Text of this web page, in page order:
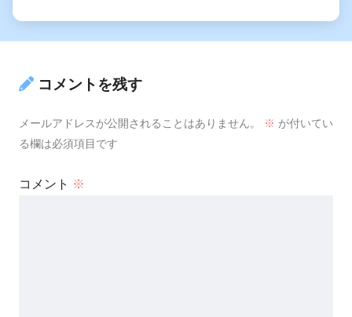
コメントを残す
メールアドレスが公開されることはありません。 ※ が付いてい
る欄は必須項目です
コメント ※